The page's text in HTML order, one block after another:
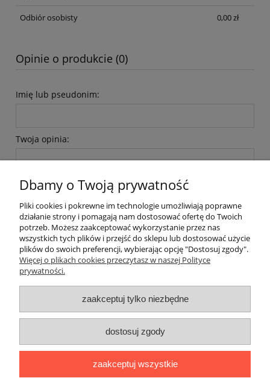
Odbiór osobisty 0,00 zł
Opinie o produkcie (0)
Imię lub pseudonim:
Twoja opinia:
Inteligentny dom ( POCKET HOME )
Promocje i transport gratis
Automatyka NOVATEK
Polityka prywatności
Zwroty i reklamacje
Dbamy o Twoją prywatność
Pliki cookies i pokrewne im technologie umożliwiają poprawne
działanie strony i pomagają nam dostosować ofertę do Twoich
potrzeb. Możesz zaakceptować wykorzystanie przez nas
wszystkich tych plików i przejść do sklepu lub dostosować użycie
plików do swoich preferencji, wybierając opcję "Dostosuj zgody".
Więcej o plikach cookies przeczytasz w naszej Polityce
prywatności.
zaakceptuj tylko niezbędne
dostosuj zgody
zaakceptuj wszystkie